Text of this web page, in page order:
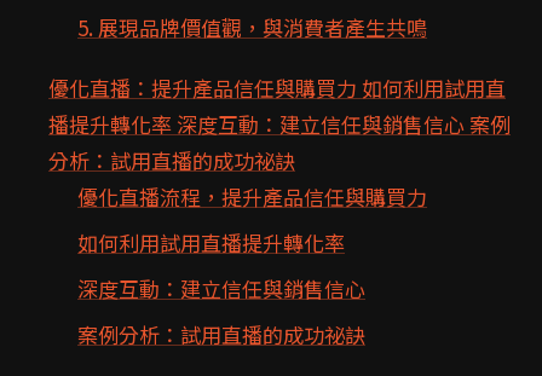
5. 展現品牌價值觀，與消費者產生共鳴
優化直播：提升產品信任與購買力 如何利用試用直
播提升轉化率 深度互動：建立信任與銷售信心 案例
分析：試用直播的成功祕訣
優化直播流程，提升產品信任與購買力
如何利用試用直播提升轉化率
深度互動：建立信任與銷售信心
案例分析：試用直播的成功祕訣